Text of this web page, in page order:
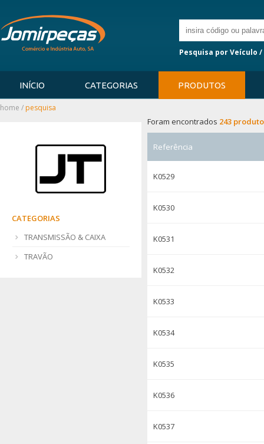
Pesquisa por Veículo
INÍCIO CATEGORIAS PRODUTOS
home / pesquisa
CATEGORIAS
TRANSMISSÃO & CAIXA
TRAVÃO
Foram encontrados 243
Referência
K0529
K0530
K0531
K0532
K0533
K0534
K0535
K0536
K0537